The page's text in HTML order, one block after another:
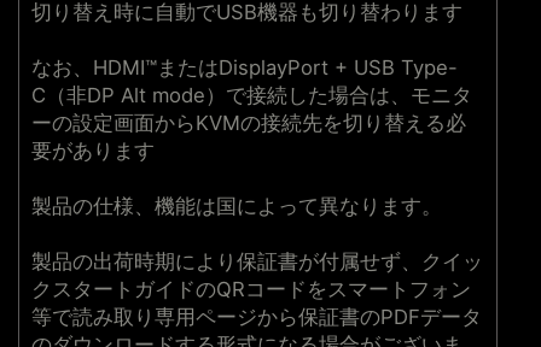
切り替え時に自動でUSB機器も切り替わります
なお、HDMI™またはDisplayPort + USB Type-
C（非DP Alt mode）で接続した場合は、モニタ
ーの設定画面からKVMの接続先を切り替える必
要があります
製品の仕様、機能は国によって異なります。
製品の出荷時期により保証書が付属せず、クイッ
クスタートガイドのQRコードをスマートフォン
等で読み取り専用ページから保証書のPDFデータ